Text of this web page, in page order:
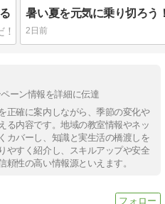
2日前
ーン情報を詳細に伝達
正確に案内しながら、季節の変化や
る内容です。地域の教室情報やネッ
カバーし、知識と実生活の橋渡しを
やすく紹介し、スキルアップや安全
性の高い情報源といえます。